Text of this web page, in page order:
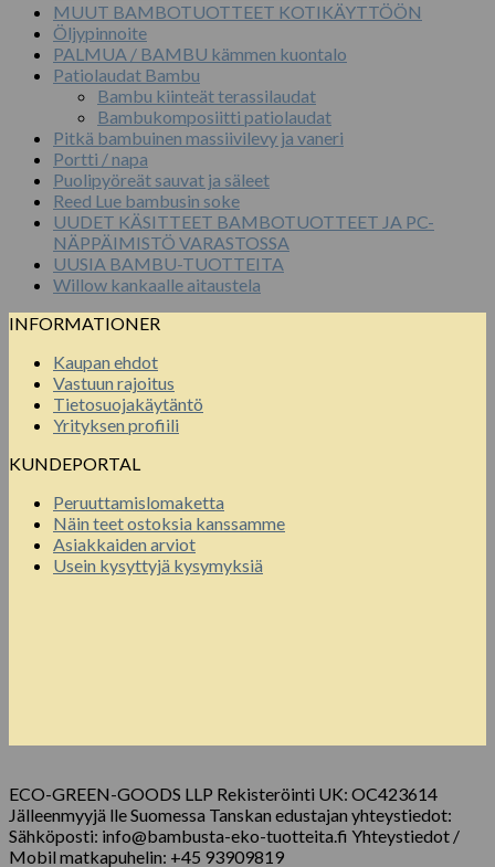
MUUT BAMBOTUOTTEET KOTIKÄYTTÖÖN
Öljypinnoite
PALMUA / BAMBU kämmen kuontalo
Patiolaudat Bambu
Bambu kiinteät terassilaudat
Bambukomposiitti patiolaudat
Pitkä bambuinen massiivilevy ja vaneri
Portti / napa
Puolipyöreät sauvat ja säleet
Reed Lue bambusin soke
UUDET KÄSITTEET BAMBOTUOTTEET JA PC-
NÄPPÄIMISTÖ VARASTOSSA
UUSIA BAMBU-TUOTTEITA
Willow kankaalle aitaustela
INFORMATIONER
Kaupan ehdot
Vastuun rajoitus
Tietosuojakäytäntö
Yrityksen profiili
KUNDEPORTAL
Peruuttamislomaketta
Näin teet ostoksia kanssamme
Asiakkaiden arviot
Usein kysyttyjä kysymyksiä
ECO-GREEN-GOODS LLP Rekisteröinti UK: OC423614
Jälleenmyyjä lle Suomessa Tanskan edustajan yhteystiedot:
Sähköposti: info@bambusta-eko-tuotteita.fi Yhteystiedot /
Mobil matkapuhelin: +45 93909819